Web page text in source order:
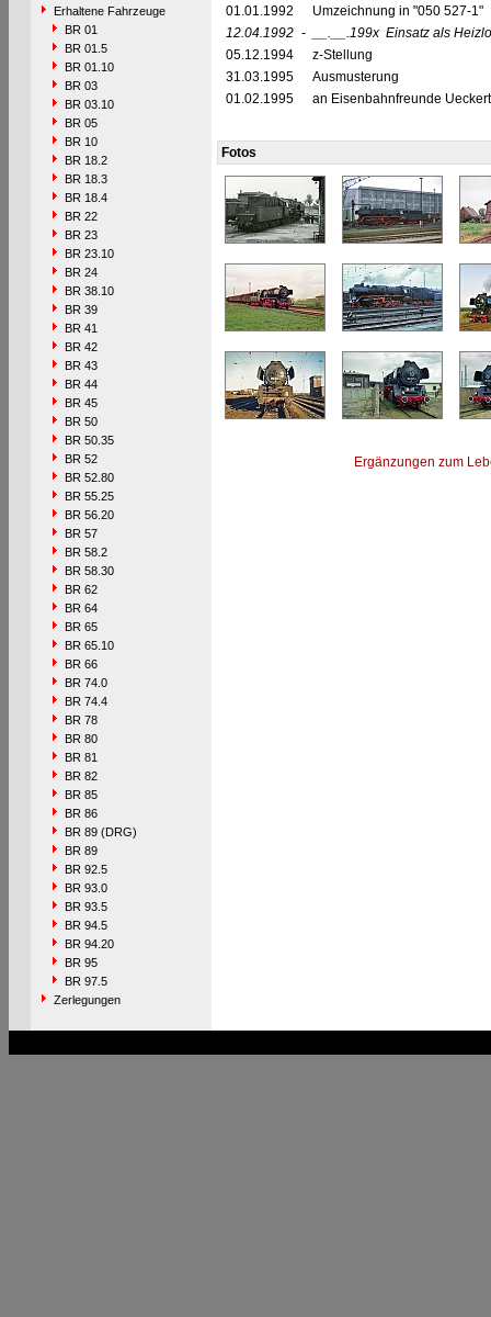
Erhaltene Fahrzeuge
BR 01
BR 01.5
BR 01.10
BR 03
BR 03.10
BR 05
BR 10
BR 18.2
BR 18.3
BR 18.4
BR 22
BR 23
BR 23.10
BR 24
BR 38.10
BR 39
BR 41
BR 42
BR 43
BR 44
BR 45
BR 50
BR 50.35
BR 52
BR 52.80
BR 55.25
BR 56.20
BR 57
BR 58.2
BR 58.30
BR 62
BR 64
BR 65
BR 65.10
BR 66
BR 74.0
BR 74.4
BR 78
BR 80
BR 81
BR 82
BR 85
BR 86
BR 89 (DRG)
BR 89
BR 92.5
BR 93.0
BR 93.5
BR 94.5
BR 94.20
BR 95
BR 97.5
Zerlegungen
01.01.1992
Umzeichnung in "050 527-1"
12.04.1992 - __.__.199x Einsatz als
05.12.1994
z-Stellung
31.03.1995
Ausmusterung
01.02.1995
an Eisenbahnfreunde
Fotos
Ergänzungen zum